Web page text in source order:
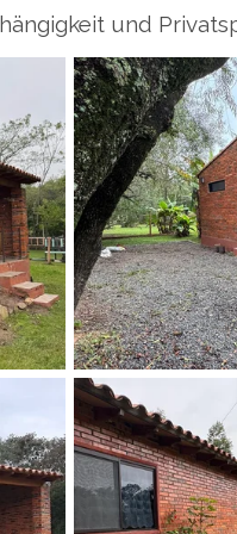
und